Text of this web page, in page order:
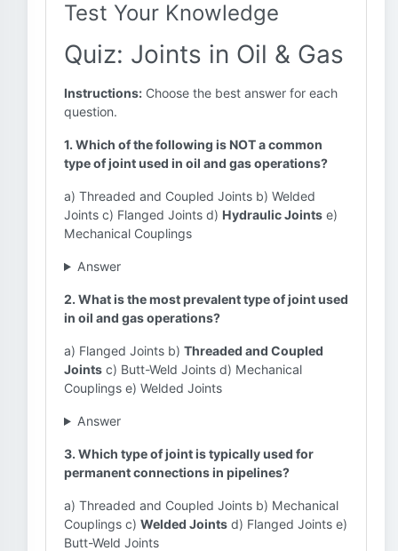
Test Your Knowledge
Quiz: Joints in Oil & Gas
Instructions: Choose the best answer for each
question.
1. Which of the following is NOT a common
type of joint used in oil and gas operations?
a) Threaded and Coupled Joints b) Welded
Joints c) Flanged Joints d) Hydraulic Joints e)
Mechanical Couplings
Answer
2. What is the most prevalent type of joint used
in oil and gas operations?
a) Flanged Joints b) Threaded and Coupled
Joints c) Butt-Weld Joints d) Mechanical
Couplings e) Welded Joints
Answer
3. Which type of joint is typically used for
permanent connections in pipelines?
a) Threaded and Coupled Joints b) Mechanical
Couplings c) Welded Joints d) Flanged Joints e)
Butt-Weld Joints